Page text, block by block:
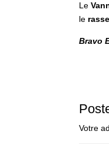
Le
le
Bravo
Votre